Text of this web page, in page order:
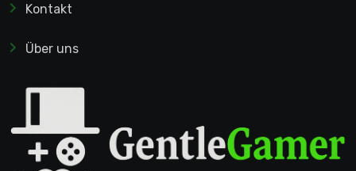
Kontakt
Über uns